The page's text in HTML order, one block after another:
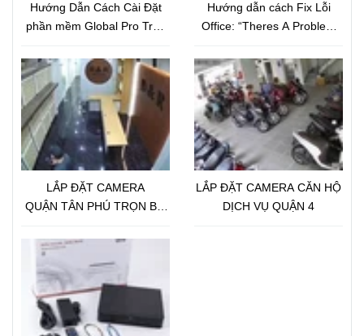
Hướng Dẫn Cách Cài Đặt
phần mềm Global Pro Trên
Hướng dẫn cách Fix Lỗi
Office: “Theres A Problem
LẮP ĐẶT CAMERA
QUẬN TÂN PHÚ TRỌN BỘ
Megapixel
LẮP ĐẶT CAMERA CĂN HỘ
DỊCH VỤ QUẬN 4